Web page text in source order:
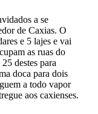
a se
de Caxias. O
e 5 lajes e vai
as ruas do
destes para
doca para dois
a todo vapor
aos caxienses.